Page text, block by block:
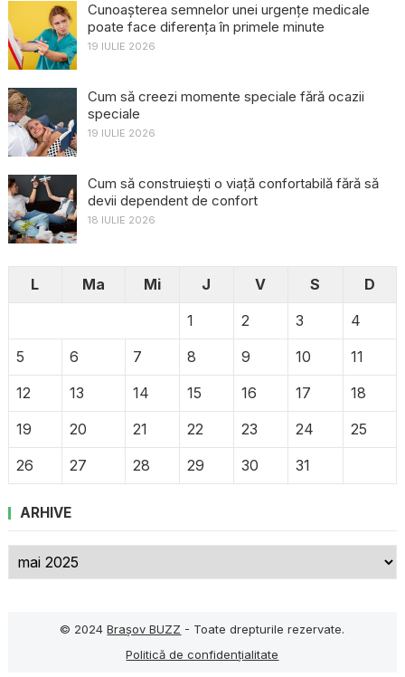
Cunoașterea semnelor unei urgențe medicale
poate face diferența în primele minute
19 IULIE 2026
Cum să creezi momente speciale fără ocazii
speciale
19 IULIE 2026
Cum să construiești o viață confortabilă fără să
devii dependent de confort
18 IULIE 2026
L Ma Mi J V S
D
1
2 3
4
5
6 7 8 9 10
11
12
13 14 15 16 17
18
19
20 21 22 23 24
25
26
27 28 29 30 31
ARHIVE
Arhive
© 2024Brașov BUZZ - Toate drepturile rezervate.
Politică de confidențialitate